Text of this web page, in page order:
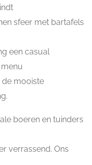
sfeer met bartafels
een casual
menu
de mooiste
boeren en tuinders
verrassend. Ons